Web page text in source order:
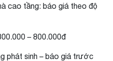
cao tầng: báo giá theo độ
– 800.000đ
phát sinh – báo giá trước